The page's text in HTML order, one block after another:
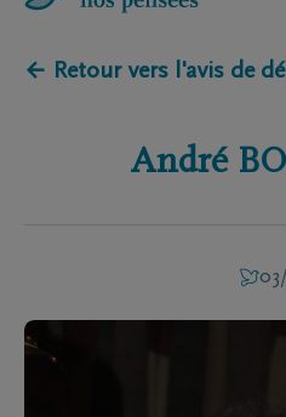
← Retour vers l'avis de
André